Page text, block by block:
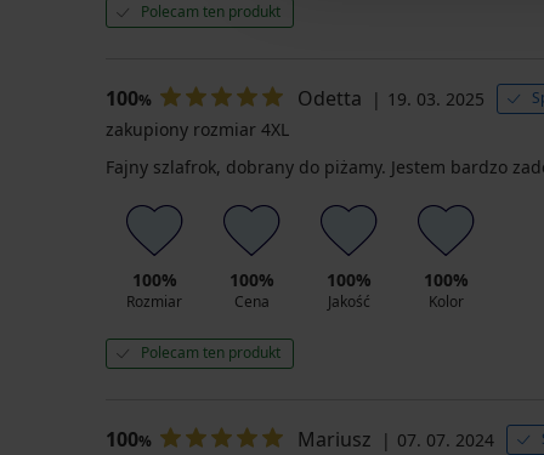
Polecam ten produkt
100% Odetta 19. 03. 2025
zakupiony rozmiar 4XL
Fajny szlafrok, dobrany do piżamy. Jestem bardzo
100%
Rozmiar
100%
Cena
100%
Jakość
100%
Kolor
Polecam ten produkt
100% Mariusz 07. 07. 2024